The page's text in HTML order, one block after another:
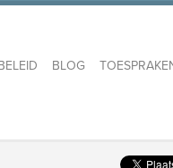
BLOG